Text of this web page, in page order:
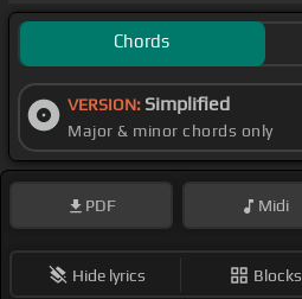
Chords
VERSION: Simplified
Major & minor chords only
PDF Midi
Hide lyrics Blocks